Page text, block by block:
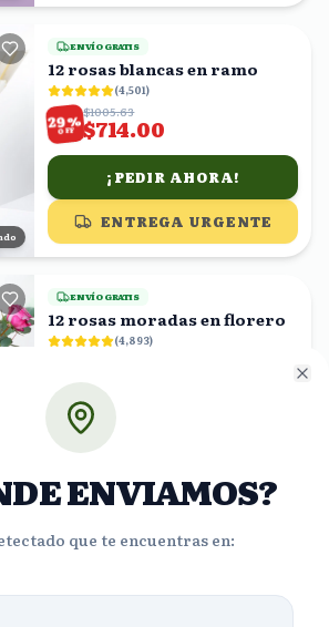
ENVÍO GRATIS
12 rosas blancas en ramo
(4,501)
29%
OFF
$1005.63
$714.00
¡PEDIR AHORA!
ENTREGA URGENTE
ENVÍO GRATIS
12 rosas moradas en florero
(4,893)
$758.63
¡PEDIR AHORA!
ENVÍO GRATIS
ENVIAMOS?
que te encuentras en: